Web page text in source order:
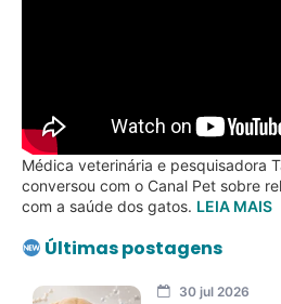
Médica veterinária e pesquisadora
conversou com o Canal Pet sobre
com a saúde dos gatos. LEIA MAIS
Últimas postagens
30 jul 2026